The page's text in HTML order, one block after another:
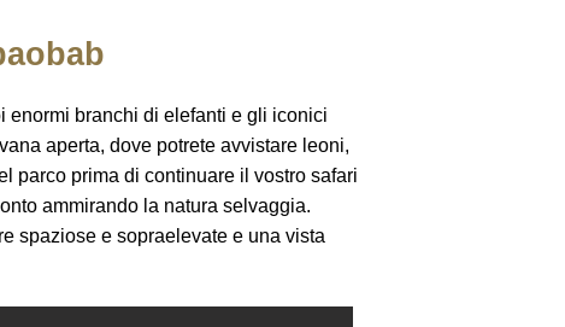
enormi branchi di elefanti e gli iconici
aperta, dove potrete avvistare leoni,
parco prima di continuare il vostro safari
ammirando la natura selvaggia.
spaziose e sopraelevate e una vista